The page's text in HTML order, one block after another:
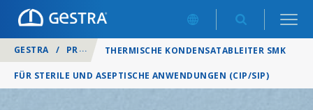
GESTRA / PRODUKTE / KONDENSATABLEITER /
THERMISCHE KONDENSATABLEITER SMK
FÜR STERILE UND ASEPTISCHE ANWENDUNGEN (CIP/SIP)